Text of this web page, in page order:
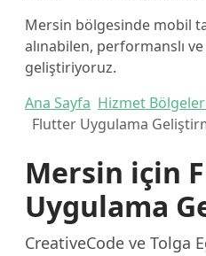
Mersin bölgesinde mobil
alınabilen, performanslı
geliştiriyoruz.
Ana Sayfa Hizmet
Flutter Uygulama
Mersin için
Uygulama
CreativeCode ve Tolga